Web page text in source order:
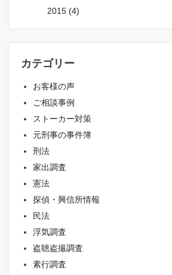
2015 (4)
カテゴリー
お客様の声
ご相談事例
ストーカー対策
元刑事の事件簿
刑法
家出調査
憲法
探偵・興信所情報
民法
浮気調査
盗聴盗撮調査
素行調査